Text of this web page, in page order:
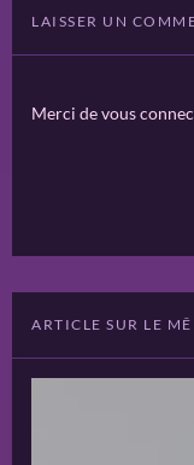
LAISSER UN
Merci de vous
ARTICLE SUR LE